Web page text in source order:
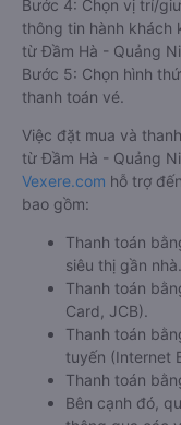
Bước 4: Chọn vị trí/
thông tin hành khách
từ Đầm Hà - Quảng
Bước 5: Chọn hình
thanh toán vé.
Việc đặt mua và
từ Đầm Hà - Quảng
Vexere.com hỗ trợ
bao gồm:
Thanh toán
siêu thị gần nhà.
Thanh toán
Card, JCB).
Thanh toán
tuyến (Internet
Thanh toán
Bên cạnh đó,